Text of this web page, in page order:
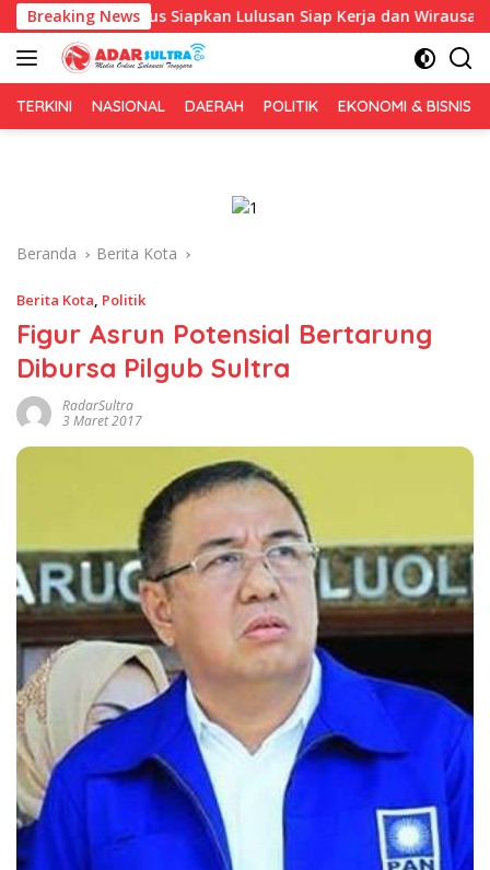
Langsung
ke
konten
Breaking News
Fokus Siapkan Lulusan Siap Kerja dan Wirausaha
TERKINI NASIONAL DAERAH POLITIK EKONOMI & BISNIS
Beranda Berita Kota
Berita Kota, Politik
Figur Asrun Potensial Bertarung
Dibursa Pilgub Sultra
RadarSultra
3 Maret 2017